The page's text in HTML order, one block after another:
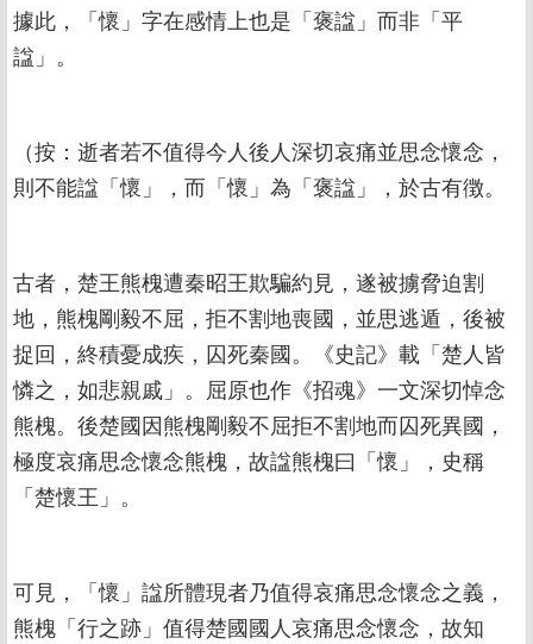
據此，「懷」字在感情上也是「褒諡」而非「平
諡」。
（按：逝者若不值得今人後人深切哀痛並思念懷念，
則不能諡「懷」，而「懷」為「褒諡」，於古有徴。
古者，楚王熊槐遭秦昭王欺騙約見，遂被擄脅迫割
地，熊槐剛毅不屈，拒不割地喪國，並思逃遁，後被
捉回，終積憂成疾，囚死秦國。《史記》載「楚人皆
憐之，如悲親戚」。屈原也作《招魂》一文深切悼念
熊槐。後楚國因熊槐剛毅不屈拒不割地而囚死異國，
極度哀痛思念懷念熊槐，故諡熊槐曰「懷」，史稱
「楚懷王」。
可見，「懷」諡所體現者乃值得哀痛思念懷念之義，
熊槐「行之跡」值得楚國國人哀痛思念懷念，故知